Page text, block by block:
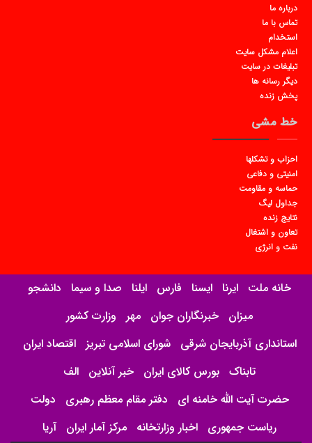
درباره ما
تماس با ما
استخدام
اعلام مشکل سایت
تبلیغات در سایت
دیگر رسانه ها
پخش زنده
خط مشی
احزاب و تشکلها
امنیتی و دفاعی
حماسه و مقاومت
جداول لیگ
نتایج زنده
تعاون و اشتغال
نفت و انرژی
خانه ملت ایرنا ایسنا فارس ایلنا صدا و سیما دانشجو
میزان خبرنگاران جوان مهر
وزارت کشور
استانداری آذربایجان شرقی
شورای اسلامی تبریز
اقتصاد ایران
تابناک بورس کالای ایران خبر آنلاین الف
حضرت آیت الله خامنه ای
دفتر مقام معظم رهبری
دولت
ریاست جمهوری اخبار وزارتخانه مرکز آمار ایران آریا